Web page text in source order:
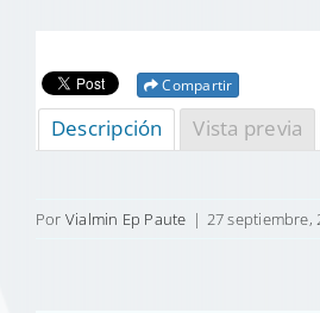
Compartir
Descripción Vista previa
Por Vialmin Ep Paute | 27 septiembre,